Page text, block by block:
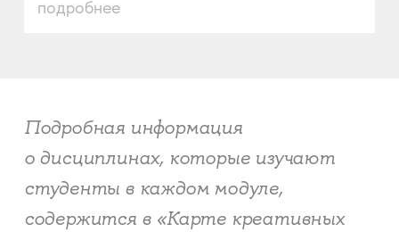
подробнее
Подробная информация
о дисциплинах, которые изучают
студенты в каждом модуле,
содержится в «Карте креативных